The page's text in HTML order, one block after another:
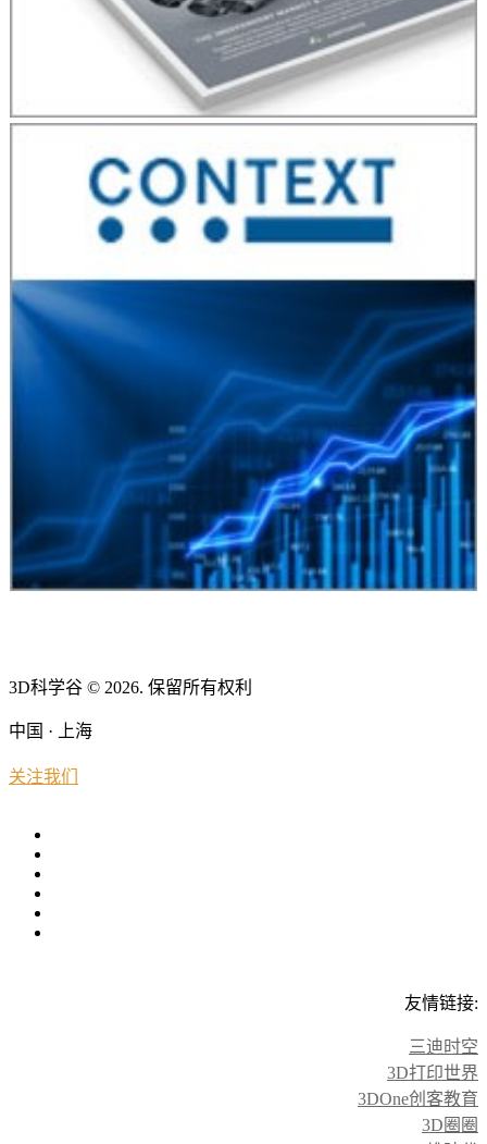
3D科学谷 © 2026. 保留所有权利
中国 · 上海
关注我们
友情链接:
三迪时空
3D打印世界
3DOne创客教育
3D圈圈